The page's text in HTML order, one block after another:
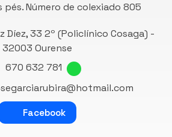
Número de colexiado 805
Díez, 33 2º (Policlínico Cosaga) -
32003 Ourense
670 632 781
Facebook